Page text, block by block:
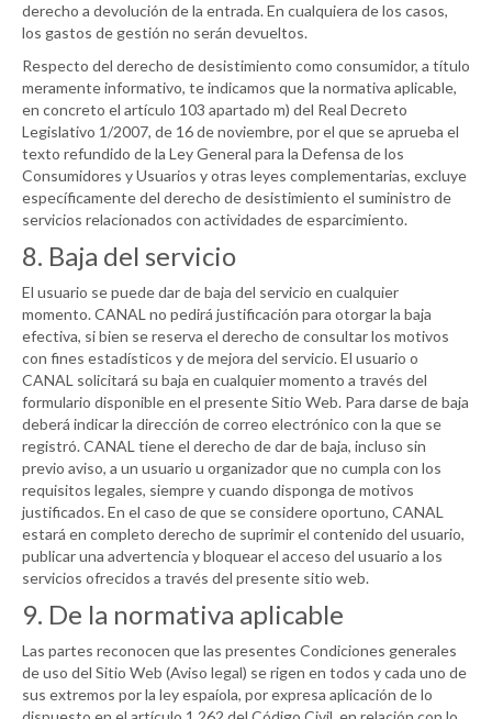
derecho a devolución de la entrada. En cualquiera de los casos,
los gastos de gestión no serán devueltos.
Respecto del derecho de desistimiento como consumidor, a título
meramente informativo, te indicamos que la normativa aplicable,
en concreto el artículo 103 apartado m) del Real Decreto
Legislativo 1/2007, de 16 de noviembre, por el que se aprueba el
texto refundido de la Ley General para la Defensa de los
Consumidores y Usuarios y otras leyes complementarias, excluye
específicamente del derecho de desistimiento el suministro de
servicios relacionados con actividades de esparcimiento.
8. Baja del servicio
El usuario se puede dar de baja del servicio en cualquier
momento.CANAL no pedirá justificación para otorgar la baja
efectiva, si bien se reserva el derecho de consultar los motivos
con fines estadísticos y de mejora del servicio. El usuario o
CANAL solicitará su baja en cualquier momento a través del
formulario disponible en el presente Sitio Web. Para darse de baja
deberá indicar la dirección de correo electrónico con la que se
registró.CANAL tiene el derecho de dar de baja, incluso sin
previo aviso, a un usuario u organizador que no cumpla con los
requisitos legales, siempre y cuando disponga de motivos
justificados. En el caso de que se considere oportuno, CANAL
estará en completo derecho de suprimir el contenido del usuario,
publicar una advertencia y bloquear el acceso del usuario a los
servicios ofrecidos a través del presente sitio web.
9. De la normativa aplicable
Las partes reconocen que las presentes Condiciones generales
de uso del Sitio Web (Aviso legal) se rigen en todos y cada uno de
sus extremos por la ley espaíola, por expresa aplicación de lo